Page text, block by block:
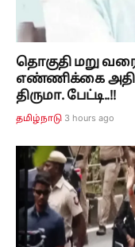
தொகுதி மறு
எண்ணிக்கை
திருமா. பேட்டி..!!
தமிழ்நாடு 3 hours ago